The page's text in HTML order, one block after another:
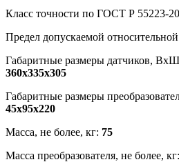
Класс точности по ГОСТ Р 55223-
Предел допускаемой
Габаритные размеры датчиков,
360х335х305
Габаритные размеры
45х95х220
Масса, не более, кг: 75
Масса преобразователя, не более, кг: